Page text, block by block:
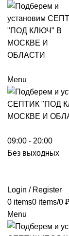
Menu
09:00 - 20:00
Без выходных
Login / Register
0 items0 items/0 ₽
Menu